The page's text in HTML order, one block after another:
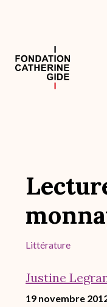
principal
Littérature
Justine
19 novembre